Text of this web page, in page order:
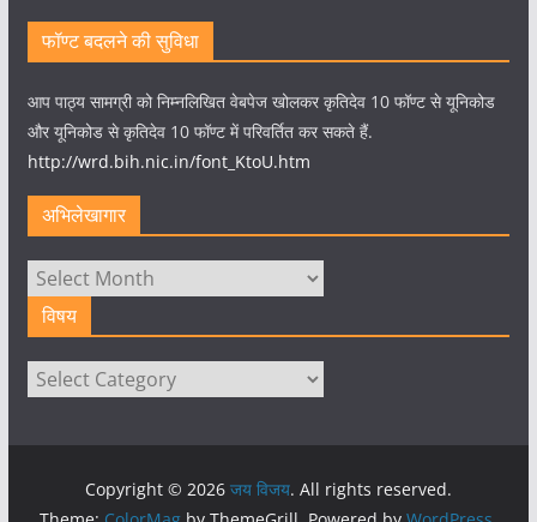
फॉण्ट बदलने की सुविधा
आप पाठ्य सामग्री को निम्नलिखित वेबपेज खोलकर कृतिदेव 10 फॉण्ट से यूनिकोड
और यूनिकोड से कृतिदेव 10 फॉण्ट में परिवर्तित कर सकते हैं.
http://wrd.bih.nic.in/font_KtoU.htm
अभिलेखागार
अभिलेखागार
विषय
विषय
Copyright © 2026 जय विजय. All rights reserved.